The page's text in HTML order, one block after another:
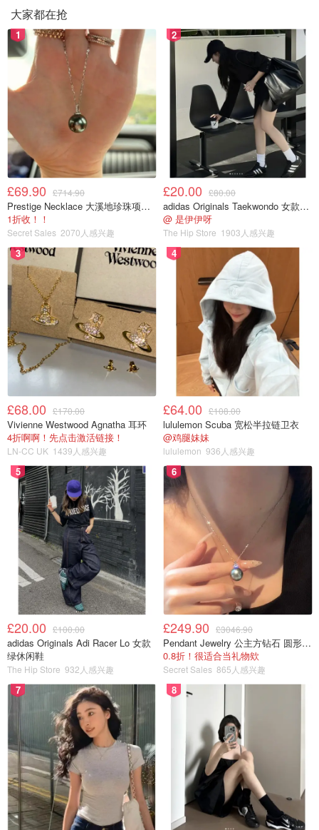
大家都在抢
1
£69.90 £714.90
Prestige Necklace 大溪地珍珠项链 10-11mm
1折收！！
Secret Sales 2070人感兴趣
2
£20.00 £80.00
adidas Originals Taekwondo 女款黑色运动鞋
@ 是伊伊呀
The Hip Store 1903人感兴趣
3
£68.00 £170.00
Vivienne Westwood Agnatha 耳环
4折啊啊！先点击激活链接！
LN-CC UK 1439人感兴趣
4
£64.00 £108.00
lululemon Scuba 宽松半拉链卫衣
@鸡腿妹妹
lululemon 936人感兴趣
5
£20.00 £100.00
adidas Originals Adi Racer Lo 女款
绿休闲鞋
The Hip Store 932人感兴趣
6
£249.90 £3046.90
Pendant Jewelry 公主方钻石 圆形大溪地珍珠吊坠 11-12mm
0.8折！很适合当礼物欸
Secret Sales 865人感兴趣
7 8